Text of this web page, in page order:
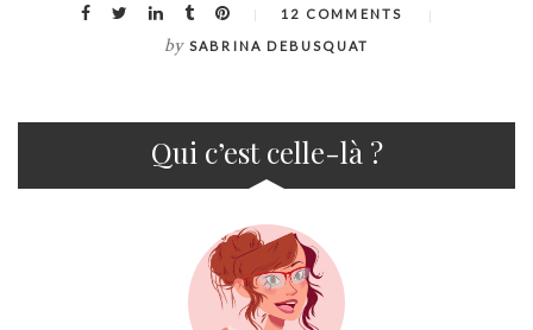
12 COMMENTS
by SABRINA DEBUSQUAT
Qui c’est celle-là ?